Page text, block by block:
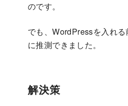
のです。
でも、WordPressを入れ
に推測できました。
解決策